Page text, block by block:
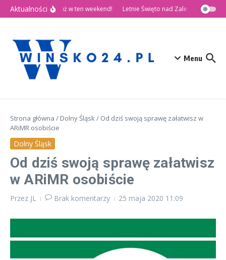
Przejdź do treści
Aktualności
🎉 Dni Wińska 2026 już w ten weekend! Letnie Święto nad Zalewem Słup
Menu
Strona główna / Dolny Śląsk/ Od dziś swoją sprawę załatwisz w
ARiMR osobiście
Dolny Śląsk
Od dziś swoją sprawę załatwisz
w ARiMR osobiście
Przez JL Brak komentarzy 25 maja 2020 11:09